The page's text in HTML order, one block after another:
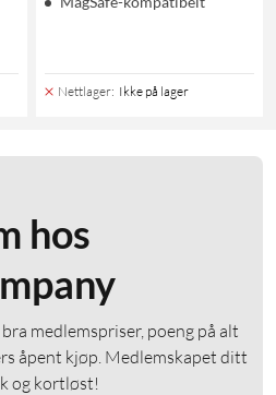
Nettlager: Ikke på lager
hos
medlemspriser, poeng på alt
åpent kjøp. Medlemskapet ditt
og kortløst!